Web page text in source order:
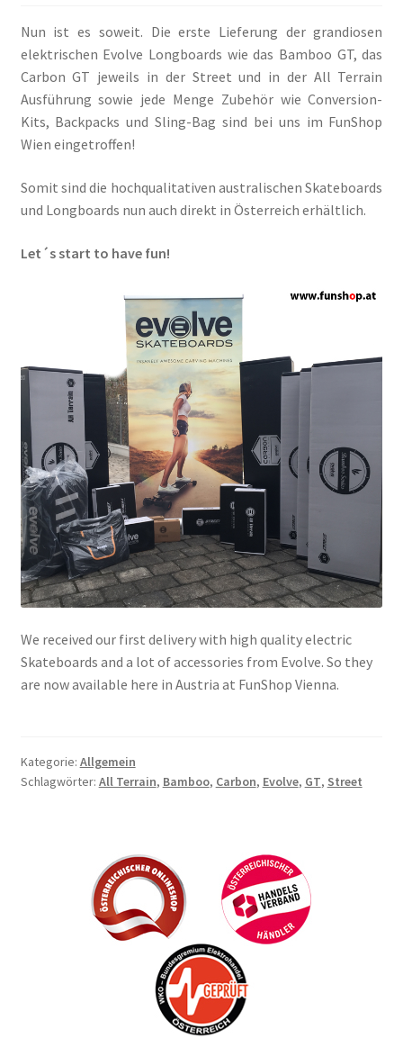
Nun ist es soweit. Die erste Lieferung der grandiosen
elektrischen Evolve Longboards wie das Bamboo GT, das
Carbon GT jeweils in der Street und in der All Terrain
Ausführung sowie jede Menge Zubehör wie Conversion-
Kits, Backpacks und Sling-Bag sind bei uns im FunShop
Wien eingetroffen!
Somit sind die hochqualitativen australischen Skateboards
und Longboards nun auch direkt in Österreich erhältlich.
Let´s start to have fun!
We received our first delivery with high quality electric
Skateboards and a lot of accessories from Evolve. So they
are now available here in Austria at FunShop Vienna.
Kategorie: Allgemein
Schlagwörter: All Terrain, Bamboo, Carbon, Evolve, GT, Street